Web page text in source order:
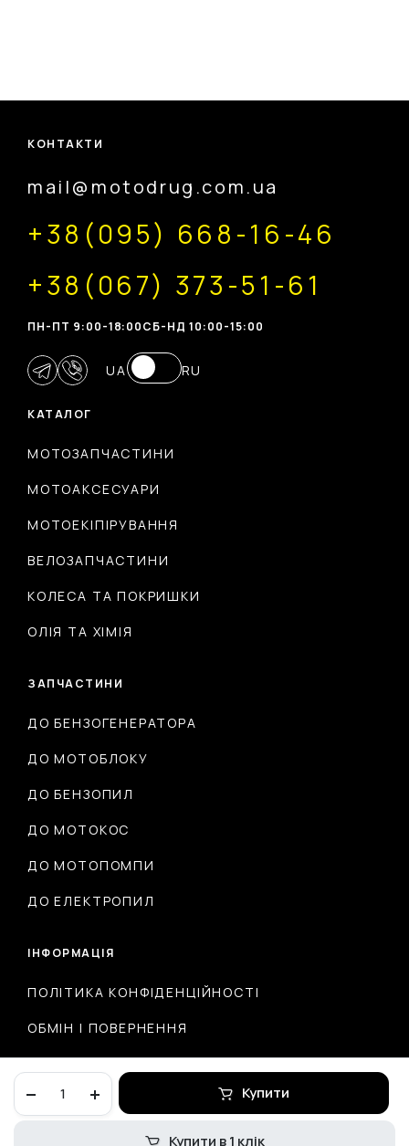
ланцюга
трансмісії
Купити
Купити в 1 клік
КАТАЛОГ
МОТОЗАПЧАСТИНИ
МОТОАКСЕСУАРИ
МОТОЕКІПІРУВАННЯ
ВЕЛОЗАПЧАСТИНИ
КОЛЕСА ТА ПОКРИШКИ
ОЛІЯ ТА ХІМІЯ
ЗАПЧАСТИНИ
ДО БЕНЗОГЕНЕРАТОРА
ДО МОТОБЛОКУ
ДО БЕНЗОПИЛ
ДО МОТОКОС
ДО МОТОПОМПИ
ДО ЕЛЕКТРОПИЛ
ІНФОРМАЦІЯ
ПОЛІТИКА КОНФІДЕНЦІЙНОСТІ
ОБМІН І ПОВЕРНЕННЯ
ДОСТАВКА ТА ОПЛАТА
КОНТАКТИ
mail@motodrug.com.ua
+38(095) 668-16-46
+38(067) 373-51-61
ПН-ПТ 9:00-18:00CБ-НД 10:00-15:00
UA RU